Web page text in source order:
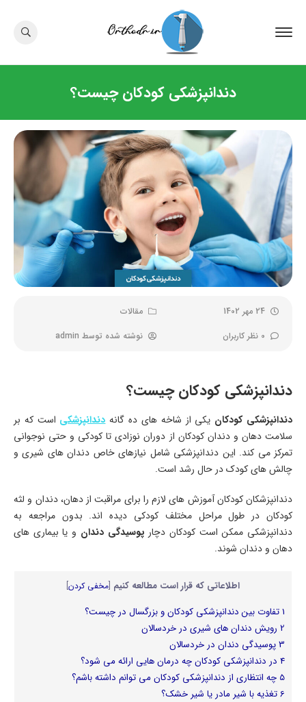
دندانپزشکی کودکان چیست؟
24 مهر 1402
مقالات
0 نظر کاربران
نوشته شده توسط admin
دندانپزشکی کودکان چیست؟
دندانپزشکی کودکان یکی از شاخه های ده گانهدندانپزشکی است که بر
سلامت دهان و دندان کودکان از دوران نوزادی تا کودکی و حتی نوجوانی
تمرکز می کند. این دندانپزشکی شامل نیازهای خاص دندان های شیری و
چالش های کودک در حال رشد است.
دندانپزشکان کودکان آموزش های لازم را برای مراقبت از دهان، دندان و لثه
کودکان در طول مراحل مختلف کودکی دیده اند. بدون مراجعه به
دندانپزشکی ممکن است کودکان دچار پوسیدگی دندان و یا بیماری های
دهان و دندان شوند.
اطلاعاتی که قرار است مطالعه کنیم [مخفی کردن]
1تفاوت بین دندانپزشکی کودکان و بزرگسال در چیست؟
2 رویش دندان های شیری در خردسالان
3پوسیدگی دندان در خردسالان
4 در دندانپزشکی کودکان چه درمان هایی ارائه می شود؟
5 چه انتظاری از دندانپزشکی کودکان می توانم داشته باشم؟
6تغذیه با شیر مادر یا شیر خشک؟